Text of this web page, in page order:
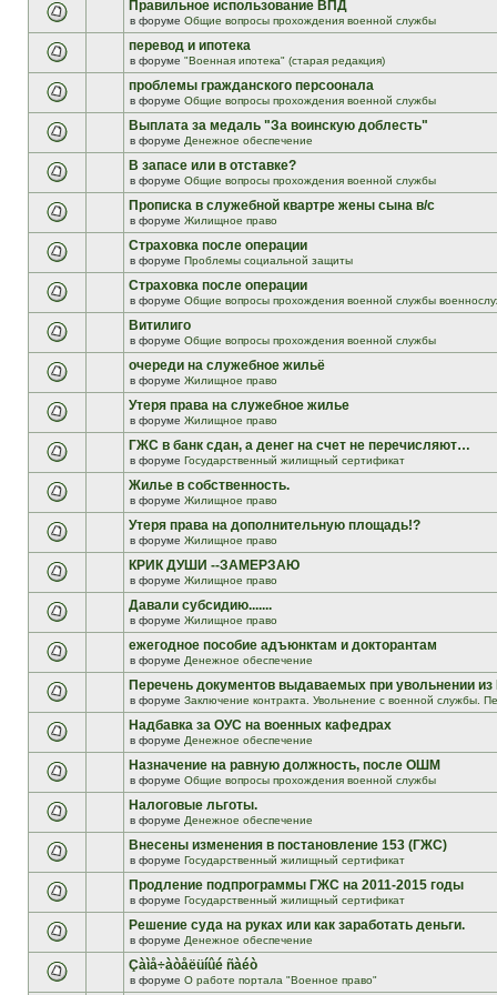
Правильное использование ВПД
в форуме Общие вопросы прохождения военной службы
перевод и ипотека
в форуме "Военная ипотека" (старая редакция)
проблемы гражданского персоонала
в форуме Общие вопросы прохождения военной службы
Выплата за медаль "За воинскую доблесть"
в форуме Денежное обеспечение
В запасе или в отставке?
в форуме Общие вопросы прохождения военной службы
Прописка в служебной квартре жены сына в/с
в форуме Жилищное право
Страховка после операции
в форуме Проблемы социальной защиты
Страховка после операции
в форуме Общие вопросы прохождения военной службы
Витилиго
в форуме Общие вопросы прохождения военной службы
очереди на служебное жильё
в форуме Жилищное право
Утеря права на служебное жилье
в форуме Жилищное право
ГЖС в банк сдан, а денег на счет не перечисляют…
в форуме Государственный жилищный сертификат
Жилье в собственность.
в форуме Жилищное право
Утеря права на дополнительную площадь!?
в форуме Жилищное право
КРИК ДУШИ --ЗАМЕРЗАЮ
в форуме Жилищное право
Давали субсидию.......
в форуме Жилищное право
ежегодное пособие адъюнктам и докторантам
в форуме Денежное обеспечение
Перечень документов выдаваемых при увольнении
в форуме Заключение контракта. Увольнение с военной службы.
Надбавка за ОУС на военных кафедрах
в форуме Денежное обеспечение
Назначение на равную должность, после ОШМ
в форуме Общие вопросы прохождения военной службы
Налоговые льготы.
в форуме Денежное обеспечение
Внесены изменения в постановление 153 (ГЖС)
в форуме Государственный жилищный сертификат
Продление подпрограммы ГЖС на 2011-2015 годы
в форуме Государственный жилищный сертификат
Решение суда на руках или как заработать деньги.
в форуме Денежное обеспечение
Çàìå÷àòåëüíûé ñàéò
в форуме О работе портала "Военное право"